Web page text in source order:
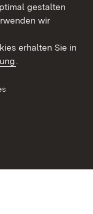
zur
gestalten
wir
erhalten Sie in
.